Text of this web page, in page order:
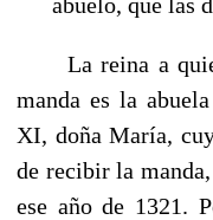
La reina a
manda es la
XI, doña María,
de recibir la
ese año de 1321.